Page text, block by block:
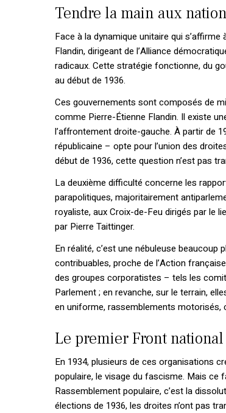
Tendre la main aux
Face à la dynamique unitaire qui s’affirme
Flandin, dirigeant de l’Alliance
radicaux. Cette stratégie fonctionne, du
au début de 1936.
Ces gouvernements sont composés de
comme Pierre-Étienne Flandin. Il existe
l’affrontement droite-gauche. À partir de
républicaine – opte pour l’union des
début de 1936, cette question n’est pas
La deuxième difficulté concerne les
parapolitiques, majoritairement
royaliste, aux Croix-de-Feu dirigés par le
par Pierre Taittinger.
En réalité, c’est une nébuleuse
contribuables, proche de l’Action
des groupes corporatistes – tels les
Parlement ; en revanche, sur le terrain,
en uniforme, rassemblements
Le premier Front national
En 1934, plusieurs de ces organisations
populaire, le visage du fascisme. Mais ce
Rassemblement populaire, c’est la
élections de 1936, les droites n’ont pas